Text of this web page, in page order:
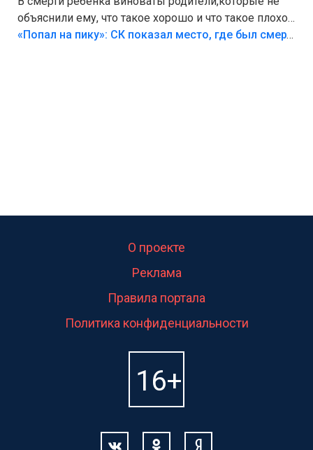
объяснили ему, что такое хорошо и что такое плохо!
Лезть через такой забор,верх безумия,есть же
«Попал на пику»: СК показал место, где был смертельно травмирован ребенок в Тольятти
О проекте
Реклама
Правила портала
Политика конфиденциальности